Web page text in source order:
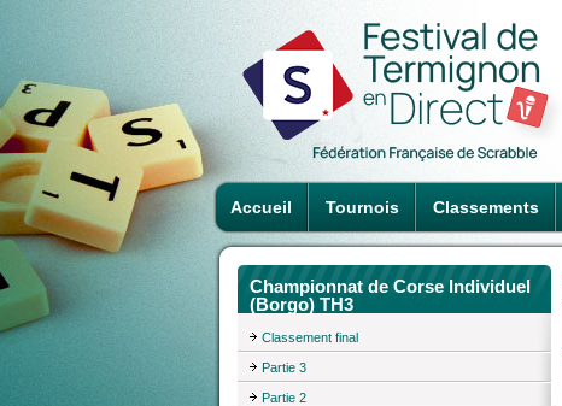
Accueil Tournois Classements
Championnat de Corse Individuel
(Borgo) TH3
Classement final
Partie 3
Partie 2